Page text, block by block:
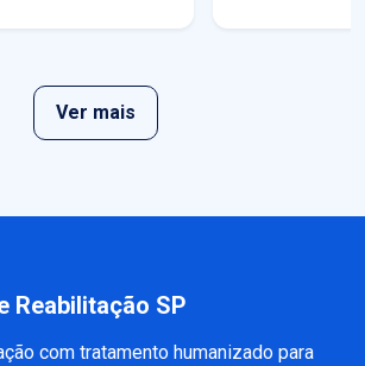
Ver mais
Reabilitação SP
com tratamento humanizado para